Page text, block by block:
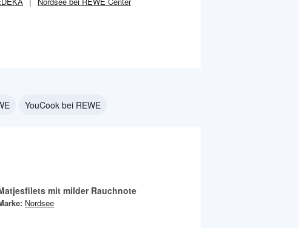
YouCook bei REWE
mit milder Rauchnote
Nordsee